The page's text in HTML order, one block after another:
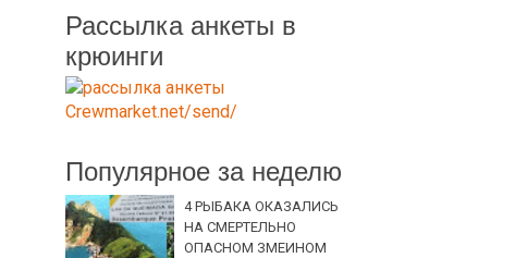
Рассылка анкеты в
крюинги
Популярное за неделю
4 РЫБАКА ОКАЗАЛИСЬ
НА СМЕРТЕЛЬНО
ОПАСНОМ ЗМЕИНОМ